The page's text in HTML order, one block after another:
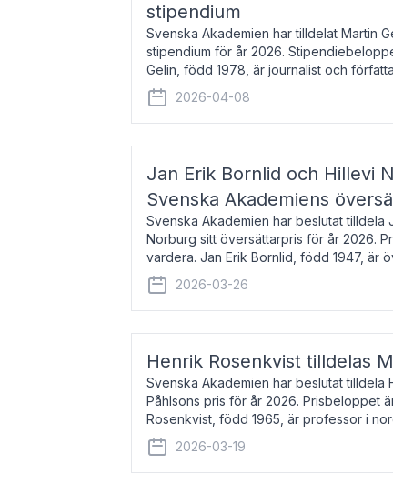
stipendium
Svenska Akademien har tilldelat Martin
stipendium för år 2026.
Gelin, född 1978, är journalist och
men var under många år bosat
2026-04-08
Jan Erik Bornlid och Hillevi
Svenska Akademiens
Svenska Akademien har beslutat tilldela
Norburg sitt översättarpris för år 2026.
vardera. Jan Erik Bornlid, född 1947, är
främst känd för sina översät
2026-03-26
Henrik Rosenkvist tilldelas
Svenska Akademien har beslutat tilldela
Påhlsons pris för år 2026. Prisbeloppet
Rosenkvist, född 1965, är professor i
universitet. Han disputerade 2004 på
2026-03-19